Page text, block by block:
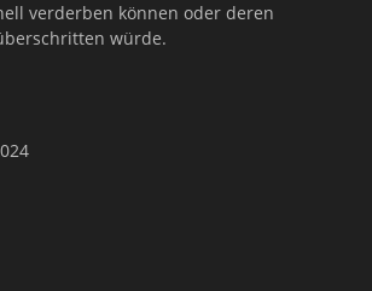
verderben können oder deren
würde.